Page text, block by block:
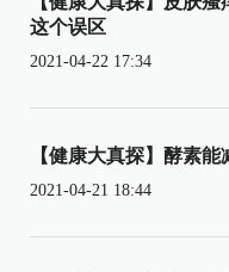
这个误区
2021-04-22 17:34
【健康大真探】酵素
2021-04-21 18:44